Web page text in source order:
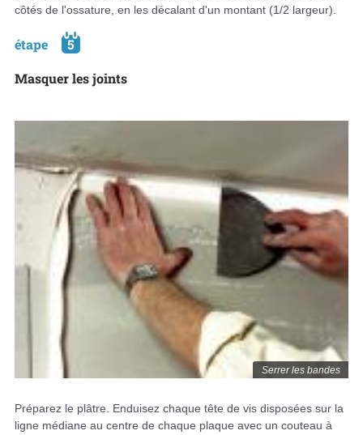
côtés de l'ossature, en les décalant d'un montant (1/2 largeur).
étape
5
Masquer les joints
Serrer les bandes
Préparez le plâtre. Enduisez chaque tête de vis disposées sur la
ligne médiane au centre de chaque plaque avec un couteau à